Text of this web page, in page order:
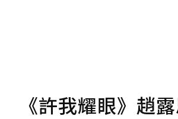
《許我耀眼》趙